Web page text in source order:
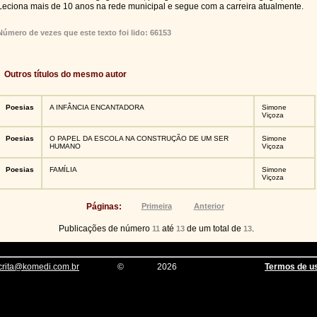
mais de 10 anos na rede municipal e segue com a carreira atualmente.
de vezes que este texto foi lido: 66153
Outros títulos do mesmo autor
Poesias A INFÂNCIA ENCANTADORA
Simone
Viçoza
Poesias
O PAPEL DA ESCOLA NA CONSTRUÇÃO DE UM SER
HUMANO
Simone
Viçoza
Poesias FAMÍLIA
Simone
Viçoza
Páginas: Primeira Anterior
Publicações de número 11 até 13 de um total de 13.
© 2026 Termos de